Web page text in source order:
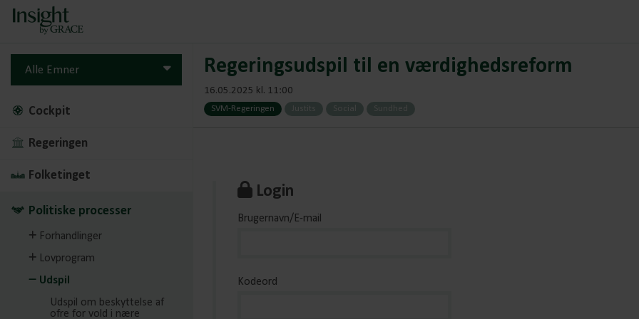
Alle Emner
Cockpit
Regeringen
Folketinget
Politiske processer
Forhandlinger
Lovprogram
Udspil
Udspil om beskyttelse af
ofre for vold i nære
Regeringsudspil til en værdighedsreform
16.05.2025 kl. 11:00
SVM-Regeringen Justits Social Sundhed
Login
Brugernavn/E-mail
Kodeord